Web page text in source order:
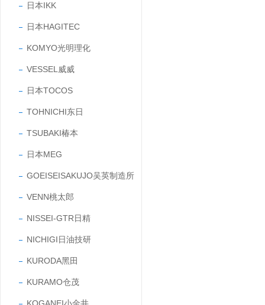
日本IKK
日本HAGITEC
KOMYO光明理化
VESSEL威威
日本TOCOS
TOHNICHI东日
TSUBAKI椿本
日本MEG
GOEISEISAKUJO吴英制造所
VENN桃太郎
NISSEI-GTR日精
NICHIGI日油技研
KURODA黑田
KURAMO仓茂